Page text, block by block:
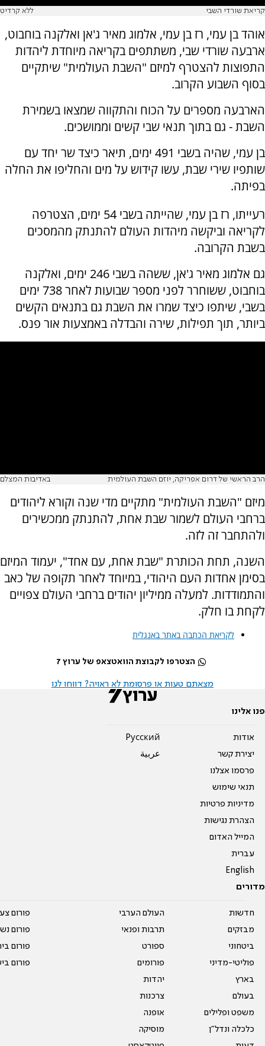
קריאת שורדי השבי ללא קרדיט
אוהד בן עמי, רז בן עמי, אלמוג מאיר ג'אן ואלקנה בוחבוט,
ארבעה שורדי שבי, משתתפים בקריאה מיוחדת ליהדות
התפוצות להצטרף למיזם "השבת העולמית" שיתקיים
בסוף השבוע הקרוב.
הארבעה מספרים על הכוח והתקווה שמצאו בשמירת
השבת - גם בתוך תנאי שבי קשים וממושכים.
בן עמי, שהיה בשבי 491 ימים, תיאר כיצד שר יחד עם
שותפיו שירי שבת, עשו קידוש על מים והחליפו את החלה
בפיתה.
רעייתו, רז בן עמי, שהייתה בשבי 54 ימים, הצטרפה
לקריאה וביקשה מיהדות העולם להתנתק מהמסכים
בשבת הקרובה.
גם אלמוג מאיר ג'אן, ששהה בשבי 246 ימים, ואלקנה
בוחבוט, ששוחרר לפני מספר שבועות לאחר 738 ימים
בשבי, שיתפו כיצד שמרו את השבת גם בתנאים הקשים
ביותר, תוך תפילות, שירה והבדלה באמצעות אור פנס.
הרב הראשי של דרום אפריקה, יוזם השבת העולמית באדיבות המצלם
מיזם "השבת העולמית" מתקיים מדי שנה וקורא ליהודים
ברחבי העולם לשמור שבת אחת, להתנתק ממכשירים
ולהתחבר זה לזה.
השנה, תחת הכותרת "שבת אחת, עם אחד", יעמוד המיזם
בסימן אחדות העם היהודי, במיוחד לאחר תקופה של כאב
והתמודדות. למעלה ממיליון יהודים ברחבי העולם צפויים
לקחת בו חלק.
לקריאת הכתבה באתר באנגלית
הצטרפו לקבוצת הוואטצאפ של ערוץ 7
מצאתם טעות או פרסומת לא ראויה? דווחו לנו
פנו אלינו
אודות
יצירת קשר
פרסמו אצלנו
תנאי שימוש
מדיניות פרטיות
הצהרת נגישות
המייל האדום
עברית
English
Pусский
عربية
מדורים
חדשות
מבזקים
ביטחוני
פוליטי-מדיני
בארץ
בעולם
משפט ופלילים
כלכלה ונדל"ן
העולם הערבי
תרבות ופנאי
ספורט
פורומים
יהדות
צרכנות
אופנה
מוסיקה
פורום
פורום
פורום
פורום